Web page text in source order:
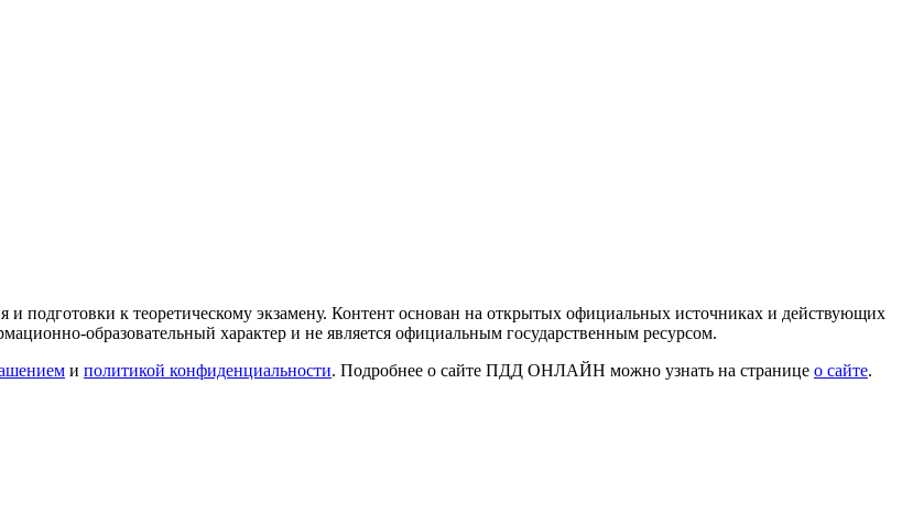
подготовки к теоретическому экзамену. Контент основан на открытых официальных источниках и действующих
образовательный характер и не является официальным государственным ресурсом.
и политикой конфиденциальности. Подробнее о сайте ПДД ОНЛАЙН можно узнать на странице о сайте.